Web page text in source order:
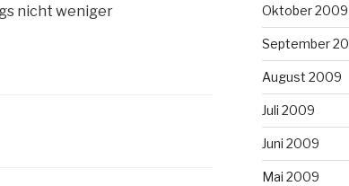
nicht weniger
Oktober 2009
September
August 2009
Juli 2009
Juni 2009
Mai 2009